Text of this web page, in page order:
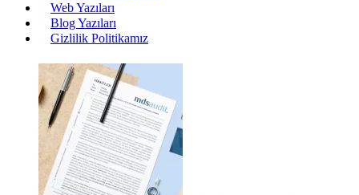
Web Yazıları
Blog Yazıları
Gizlilik Politikamız